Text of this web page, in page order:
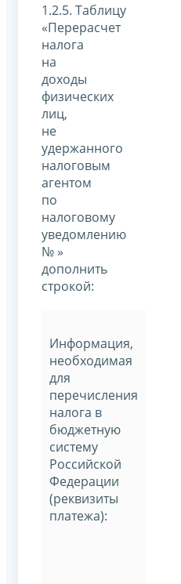
1.2.5. Таблицу
«Перерасчет
налога
на
доходы
физических
лиц,
не
удержанного
налоговым
агентом
по
налоговому
уведомлению
№ »
дополнить
строкой:
Информация,
необходимая
для
перечисления
налога в
бюджетную
систему
Российской
Федерации
(реквизиты
платежа):